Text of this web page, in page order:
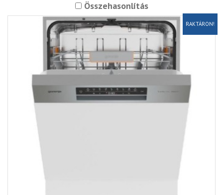
Összehasonlítás
RAKTÁRON!